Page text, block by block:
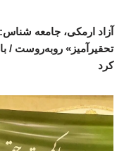
آزاد ارمکی، جامعه
تحقیرآمیز» روبه‌روست /
کرد